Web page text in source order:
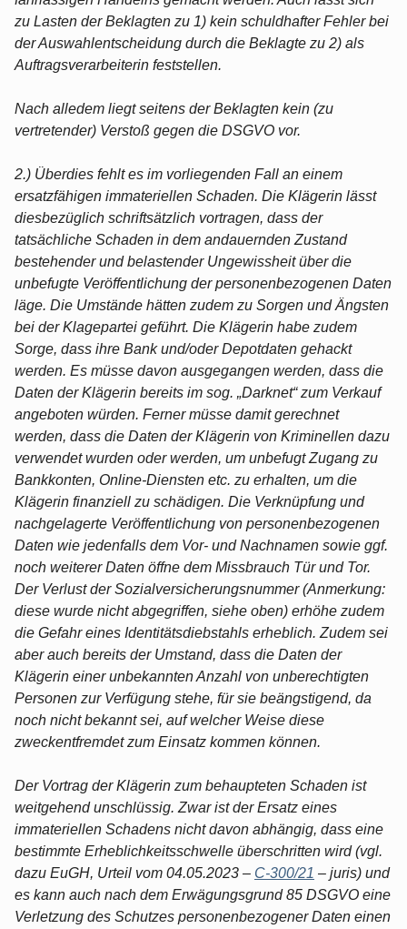
zu Lasten der Beklagten zu 1) kein schuldhafter Fehler bei
der Auswahlentscheidung durch die Beklagte zu 2) als
Auftragsverarbeiterin feststellen.
Nach alledem liegt seitens der Beklagten kein (zu
vertretender) Verstoß gegen die DSGVO vor.
2.) Überdies fehlt es im vorliegenden Fall an einem
ersatzfähigen immateriellen Schaden. Die Klägerin lässt
diesbezüglich schriftsätzlich vortragen, dass der
tatsächliche Schaden in dem andauernden Zustand
bestehender und belastender Ungewissheit über die
unbefugte Veröffentlichung der personenbezogenen Daten
läge. Die Umstände hätten zudem zu Sorgen und Ängsten
bei der Klagepartei geführt. Die Klägerin habe zudem
Sorge, dass ihre Bank und/oder Depotdaten gehackt
werden. Es müsse davon ausgegangen werden, dass die
Daten der Klägerin bereits im sog. „Darknet“ zum Verkauf
angeboten würden. Ferner müsse damit gerechnet
werden, dass die Daten der Klägerin von Kriminellen dazu
verwendet wurden oder werden, um unbefugt Zugang zu
Bankkonten, Online-Diensten etc. zu erhalten, um die
Klägerin finanziell zu schädigen. Die Verknüpfung und
nachgelagerte Veröffentlichung von personenbezogenen
Daten wie jedenfalls dem Vor- und Nachnamen sowie ggf.
noch weiterer Daten öffne dem Missbrauch Tür und Tor.
Der Verlust der Sozialversicherungsnummer (Anmerkung:
diese wurde nicht abgegriffen, siehe oben) erhöhe zudem
die Gefahr eines Identitätsdiebstahls erheblich. Zudem sei
aber auch bereits der Umstand, dass die Daten der
Klägerin einer unbekannten Anzahl von unberechtigten
Personen zur Verfügung stehe, für sie beängstigend, da
noch nicht bekannt sei, auf welcher Weise diese
zweckentfremdet zum Einsatz kommen können.
Der Vortrag der Klägerin zum behaupteten Schaden ist
weitgehend unschlüssig. Zwar ist der Ersatz eines
immateriellen Schadens nicht davon abhängig, dass eine
bestimmte Erheblichkeitsschwelle überschritten wird (vgl.
dazu EuGH, Urteil vom 04.05.2023 – C-300/21 – juris) und
es kann auch nach dem Erwägungsgrund 85 DSGVO eine
Verletzung des Schutzes personenbezogener Daten einen